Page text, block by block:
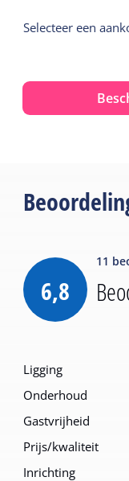
Selecteer een
6,8
11
Ligging
Onderhoud
Gastvrijheid
Prijs/kwaliteit
Inrichting